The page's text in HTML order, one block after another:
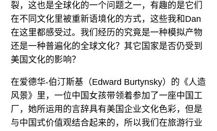
裂，这也是全球化的一个问题之一，有趣的是它们
在不同文化里被重新语境化的方式，这些我和Dan
在这里都感受过。我们经历的究竟是一种模拟产物
还是一种普遍化的全球文化？其它国家是否仍受到
美国文化的影响？
在爱德华-伯汀斯基（Edward Burtynsky）的《人造
风景》里，一位中国女孩带领着参加了一座中国工
厂，她所运用的言辞具有美国企业文化色彩，但是
与中国式价值观结合起来的，所以我们在旅游行业